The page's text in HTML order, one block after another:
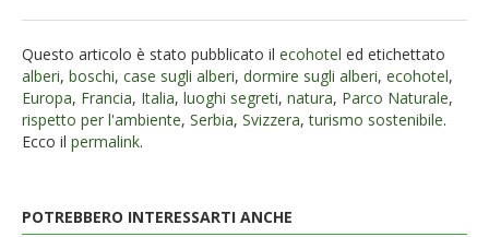
Questo articolo è stato pubblicato il ecohotel ed etichettato
alberi, boschi, case sugli alberi, dormire sugli alberi, ecohotel,
Europa, Francia, Italia, luoghi segreti, natura, Parco Naturale,
rispetto per l'ambiente, Serbia, Svizzera,turismo sostenibile.
Ecco il permalink.
POTREBBERO INTERESSARTI ANCHE